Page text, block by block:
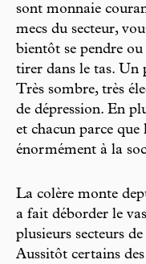
sont monnaie
mecs du secteur,
bientôt se pendre
tirer dans le tas. Un
Très sombre, très
de dépression. En
et chacun parce
énormément à la
La colère monte
a fait déborder le
plusieurs secteurs
Aussitôt certains